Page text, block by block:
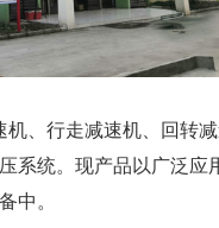
、行走减速机、回转
系统。现产品以广泛
中。